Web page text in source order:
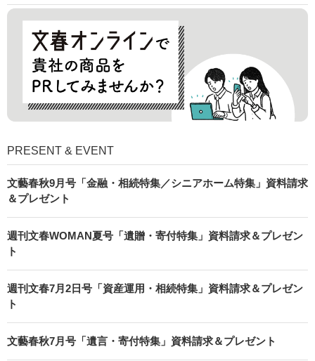
PRESENT & EVENT
文藝春秋9月号「金融・相続特集／シニアホーム特集」資料請求
＆プレゼント
週刊文春WOMAN夏号「遺贈・寄付特集」資料請求＆プレゼン
ト
週刊文春7月2日号「資産運用・相続特集」資料請求＆プレゼン
ト
文藝春秋7月号「遺言・寄付特集」資料請求＆プレゼント